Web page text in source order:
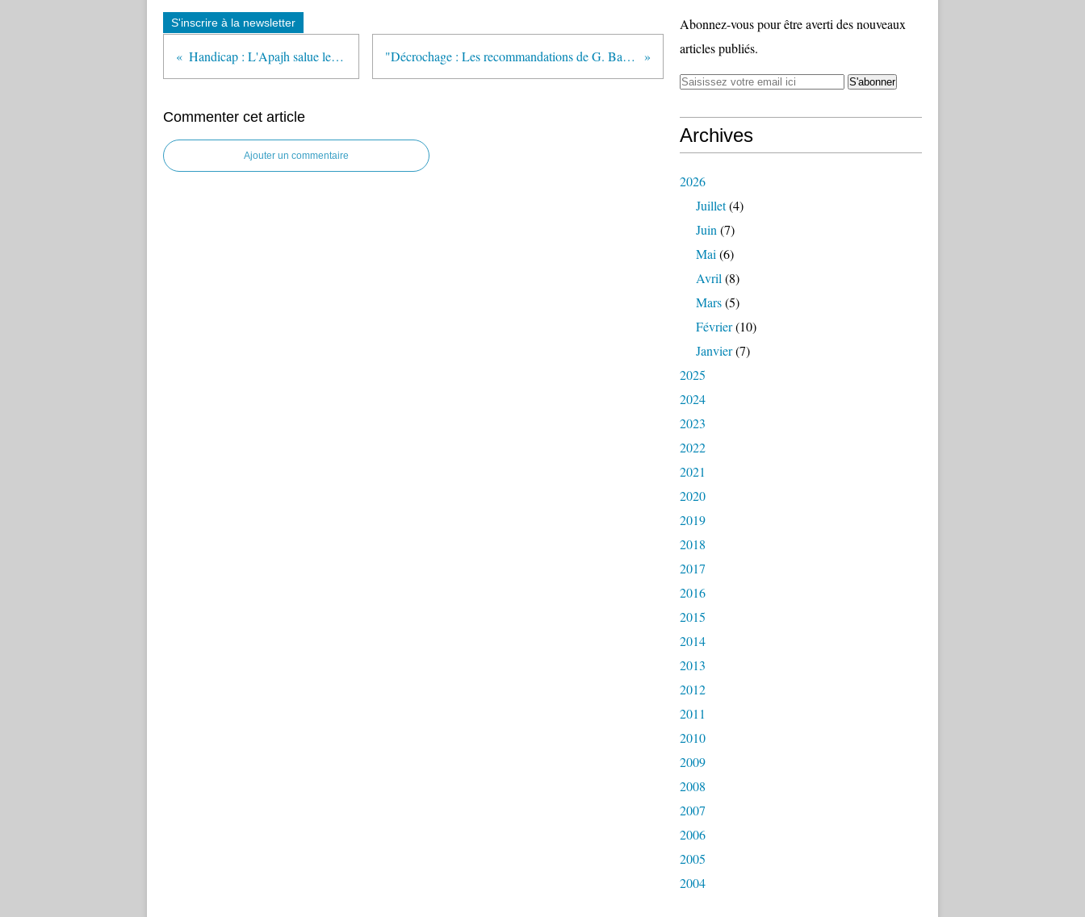
S'inscrire à la newsletter
Handicap : L'Apajh salue le rapport Komites "Décrochage : Les recommandations de G. Balas" (Café pédagogique)
Commenter cet article
Ajouter un commentaire
Abonnez-vous pour être averti des nouveaux
articles publiés.
Archives
2026
Juillet(4)
Juin (7)
Mai (6)
Avril (8)
Mars(5)
Février(10)
Janvier(7)
2025
2024
2023
2022
2021
2020
2019
2018
2017
2016
2015
2014
2013
2012
2011
2010
2009
2008
2007
2006
2005
2004